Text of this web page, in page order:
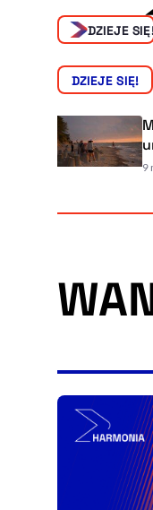
DZIEJE
DZIEJE SIĘ!
9
CZAS
45:34